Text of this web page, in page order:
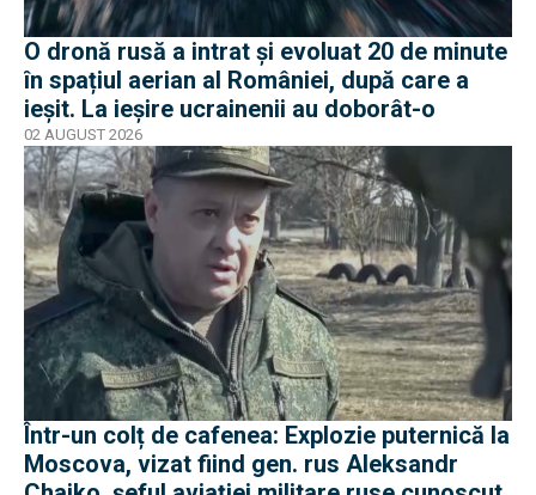
O dronă rusă a intrat și evoluat 20 de minute
în spațiul aerian al României, după care a
ieșit. La ieșire ucrainenii au doborât-o
02 AUGUST 2026
Într-un colț de cafenea: Explozie puternică la
Moscova, vizat fiind gen. rus Aleksandr